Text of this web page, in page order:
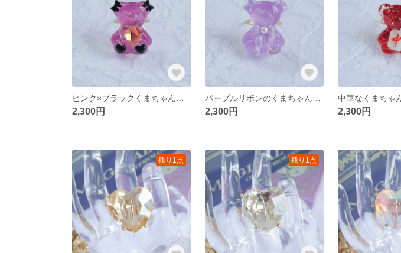
2,300円 2,300円 2,300円
残り1点 残り1点